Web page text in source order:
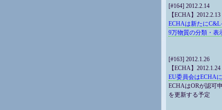
[#164] 2012.2.14
【ECHA】2012.2.13
ECHAは新たに
9万物質の分類・表
[#163] 2012.1.26
【ECHA】2012.1.24
EU委員会はECHA
ECHAはORが認可
を更新する予定